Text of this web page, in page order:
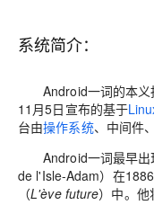
系统简介：
Android一词的本义
11月5日宣布的基于
台由操作系统、中间件、
Android一词最早
de l'Isle-Adam）在
（L'ève future）中。他